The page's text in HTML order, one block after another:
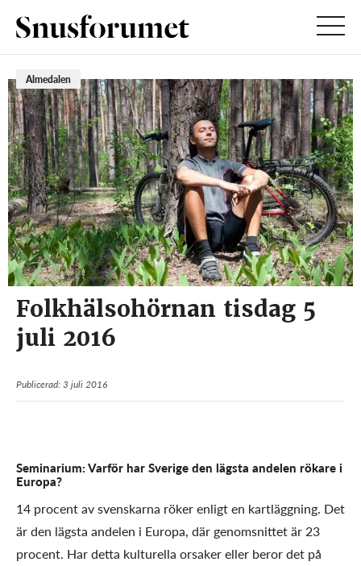
Almedalen
Folkhälsohörnan tisdag 5
juli 2016
Publicerad: 3 juli 2016
Seminarium: Varför har Sverige den lägsta andelen rökare i
Europa?
14 procent av svenskarna röker enligt en kartläggning. Det
är den lägsta andelen i Europa, där genomsnittet är 23
procent. Har detta kulturella orsaker eller beror det på